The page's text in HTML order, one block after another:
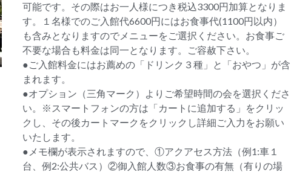
可能です。その際はお一人様につき税込3300円加算となりま
す。１名様でのご入館代6600円にはお食事代(1100円以内）
も含みとなりますのでメニューをご選択ください。お食事ご
不要な場合も料金は同一となります。ご容赦下さい。
●ご入館料金にはお薦めの「ドリンク３種」と「おやつ」が含
まれます。
●オプション（三角マーク）よりご希望時間の会を選択くださ
い。※スマートフォンの方は「カートに追加する」をクリッ
クし、その後カートマークをクリックし詳細ご入力をお願い
いたします。
●メモ欄が表示されますので、①アクアセス方法（例1:車１
台、例2:公共バス）②御入館人数③お食事の有無（有りの場